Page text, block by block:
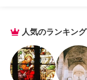
人気のランキン